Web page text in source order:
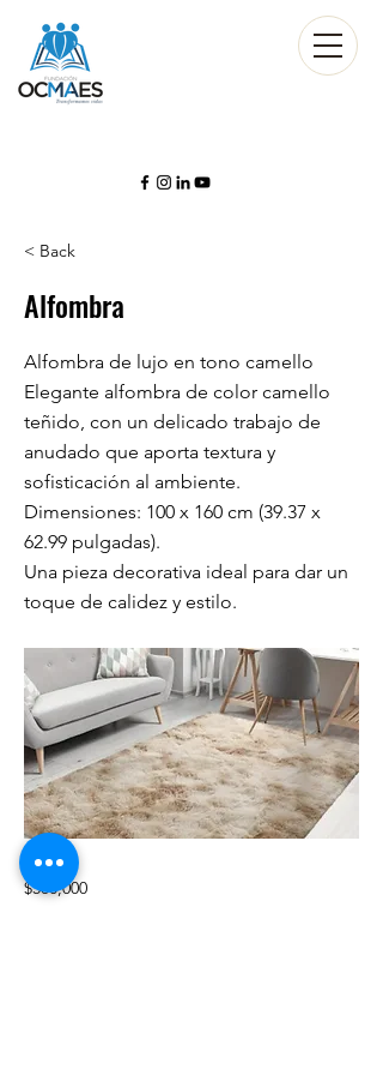
< Back
Alfombra
Alfombra de lujo en tono camello
Elegante alfombra de color camello
teñido, con un delicado trabajo de
anudado que aporta textura y
sofisticación al ambiente.
Dimensiones: 100 x 160 cm (39.37 x
62.99 pulgadas).
Una pieza decorativa ideal para dar un
toque de calidez y estilo.
$580,000